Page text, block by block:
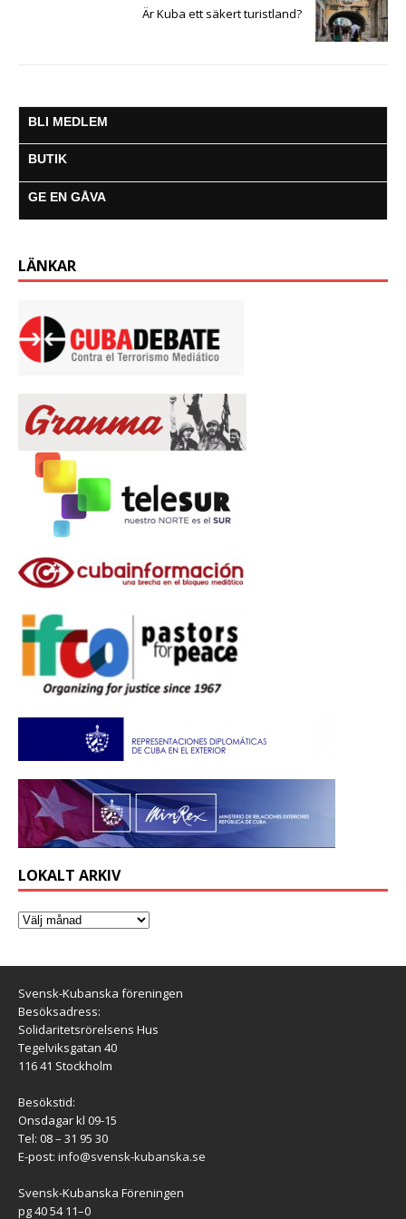
Är Kuba ett säkert turistland?
BLI MEDLEM
BUTIK
GE EN GÅVA
LÄNKAR
LOKALT ARKIV
Svensk-Kubanska föreningen
Besöksadress:
Solidaritetsrörelsens Hus
Tegelviksgatan 40
116 41 Stockholm
Besökstid:
Onsdagar kl 09-15
Tel: 08 – 31 95 30
E-post: info@svensk-kubanska.se
Svensk-Kubanska Föreningen
pg 40 54 11–0